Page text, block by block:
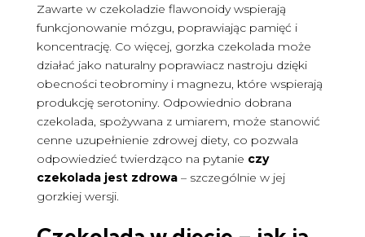
Zawarte w czekoladzie flawonoidy wspierają
funkcjonowanie mózgu, poprawiając pamięć i
koncentrację. Co więcej, gorzka czekolada może
działać jako naturalny poprawiacz nastroju dzięki
obecności teobrominy i magnezu, które wspierają
produkcję serotoniny. Odpowiednio dobrana
czekolada, spożywana z umiarem, może stanowić
cenne uzupełnienie zdrowej diety, co pozwala
odpowiedzieć twierdząco na pytanie czy
czekolada jest zdrowa– szczególnie w jej
gorzkiej wersji.